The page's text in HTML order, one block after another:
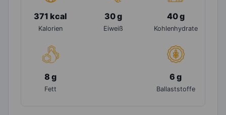
371 kcal
Kalorien
30 g
Eiweiß
40 g
Kohlenhydrate
8 g
Fett
6 g
Ballaststoffe